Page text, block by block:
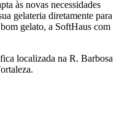
às novas necessidades
gelateria diretamente para
gelato, a SoftHaus com
localizada na R. Barbosa